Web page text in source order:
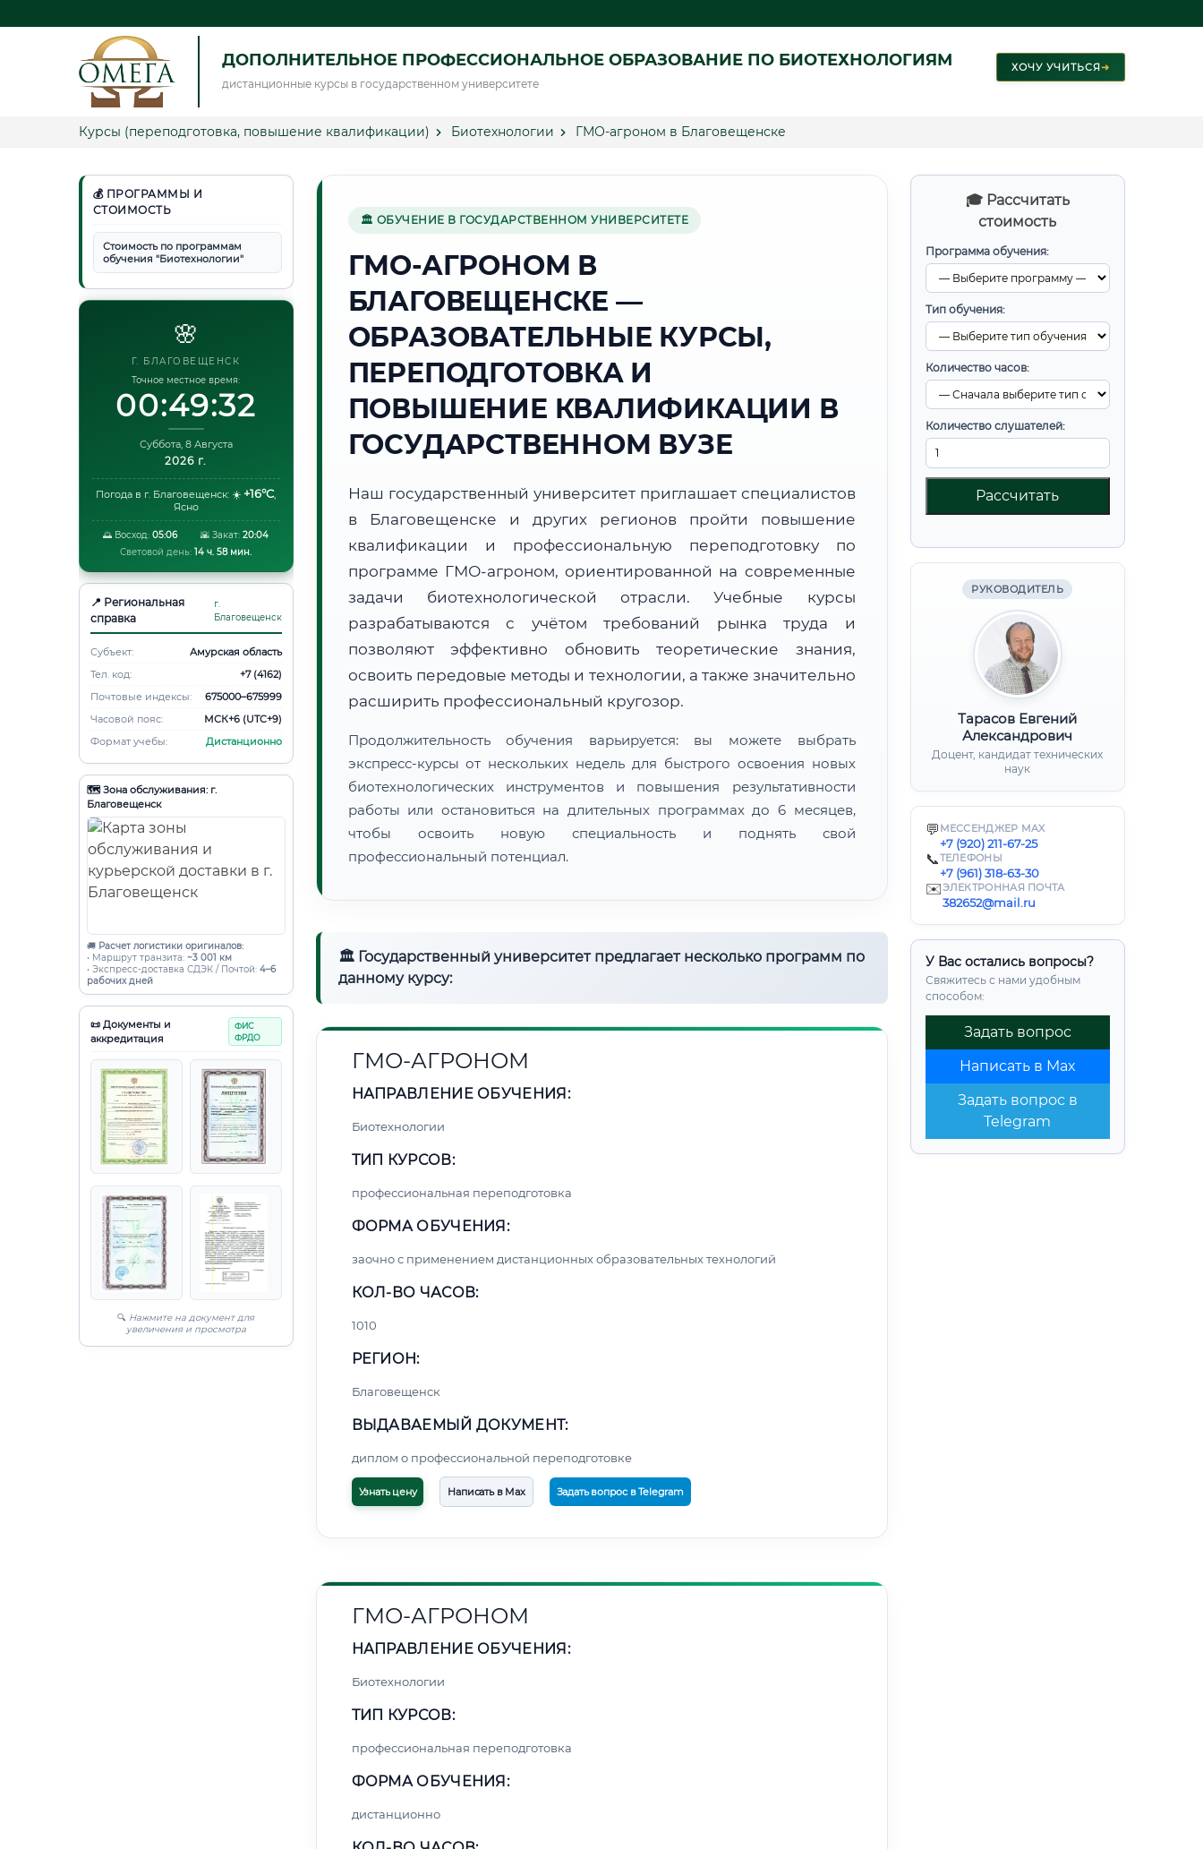
ДОПОЛНИТЕЛЬНОЕ ПРОФЕССИОНАЛЬНОЕ ОБРАЗОВАНИЕ ПО БИОТЕХНОЛОГИЯМ
дистанционные курсы в государственном университете
ХОЧУ УЧИТЬСЯ➜
Курсы (переподготовка, повышение квалификации) Биотехнологии ГМО-агроном в Благовещенске
💰 ПРОГРАММЫ И
СТОИМОСТЬ
Стоимость по программам
обучения "Биотехнологии"
🌸
Г. БЛАГОВЕЩЕНСК
Точное местное время:
00:49:33
Суббота, 8 Августа
2026 г.
Погода в г. Благовещенск: ☀️ +16°C,
Ясно
🌅 Восход:05:06 🌇 Закат: 20:04
Световой день: 14 ч. 58 мин.
📍 Региональная
справка
г.
Благовещенск
Субъект:
Амурская область
Тел. код:
+7 (4162)
Почтовые индексы:
675000–675999
Часовой пояс:
МСК+6 (UTC+9)
Формат учебы:
Дистанционно
🗺️ Зона обслуживания: г.
Благовещенск
🚚 Расчет логистики оригиналов:
• Маршрут транзита: ~3 001 км
• Экспресс-доставка СДЭК / Почтой: 4–6
рабочих дней
📜 Документы и
аккредитация
ФИС
ФРДО
🔍 Нажмите на документ для
увеличения и просмотра
🎓 Рассчитать
стоимость
Программа обучения:
Тип обучения:
Количество часов:
Количество слушателей:
Рассчитать
РУКОВОДИТЕЛЬ
Тарасов Евгений
Александрович
Доцент, кандидат технических
наук
💬 МЕССЕНДЖЕР MAX
+7 (920) 211-67-25
📞ТЕЛЕФОНЫ
+7 (961) 318-63-30
✉️ЭЛЕКТРОННАЯ ПОЧТА
382652@mail.ru
У Вас остались вопросы?
Свяжитесь с нами удобным
способом:
Задать вопрос
Написать в Max
Задать вопрос в
Telegram
🏛 ОБУЧЕНИЕ В ГОСУДАРСТВЕННОМ УНИВЕРСИТЕТЕ
ГМО-АГРОНОМ В
БЛАГОВЕЩЕНСКЕ —
ОБРАЗОВАТЕЛЬНЫЕ КУРСЫ,
ПЕРЕПОДГОТОВКА И
ПОВЫШЕНИЕ КВАЛИФИКАЦИИ В
ГОСУДАРСТВЕННОМ ВУЗЕ
Наш государственный университет приглашает специалистов
в Благовещенске и других регионов пройти повышение
квалификации и профессиональную переподготовку по
программе ГМО-агроном, ориентированной на современные
задачи биотехнологической отрасли. Учебные курсы
разрабатываются с учётом требований рынка труда и
позволяют эффективно обновить теоретические знания,
освоить передовые методы и технологии, а также значительно
расширить профессиональный кругозор.
Продолжительность обучения варьируется: вы можете выбрать
экспресс-курсы от нескольких недель для быстрого освоения новых
биотехнологических инструментов и повышения результативности
работы или остановиться на длительных программах до 6 месяцев,
чтобы освоить новую специальность и поднять свой
профессиональный потенциал.
🏛 Государственный университет предлагает несколько программ по
данному курсу:
ГМО-АГРОНОМ
НАПРАВЛЕНИЕ ОБУЧЕНИЯ:
Биотехнологии
ТИП КУРСОВ:
профессиональная переподготовка
ФОРМА ОБУЧЕНИЯ:
заочно с применением дистанционных образовательных технологий
КОЛ-ВО ЧАСОВ:
1010
РЕГИОН:
Благовещенск
ВЫДАВАЕМЫЙ ДОКУМЕНТ:
диплом о профессиональной переподготовке
Узнать цену Написать в Max Задать вопрос в Telegram
ГМО-АГРОНОМ
НАПРАВЛЕНИЕ ОБУЧЕНИЯ:
Биотехнологии
ТИП КУРСОВ:
профессиональная переподготовка
ФОРМА ОБУЧЕНИЯ:
дистанционно